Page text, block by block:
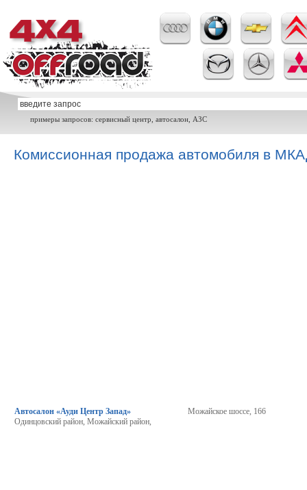
примеры запросов: сервисный центр, автосалон, АЗС
Комиссионная продажа автомобиля в
Автосалон «Ауди Центр Запад»
Одинцовский район, Можайский район,
Можайское шоссе, 166